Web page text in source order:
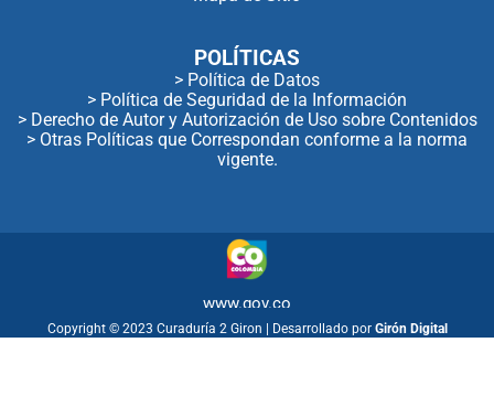
POLÍTICAS
> Política de Datos
> Política de Seguridad de la Información
> Derecho de Autor y Autorización de Uso sobre Contenidos
> Otras Políticas que Correspondan conforme a la norma
vigente.
www.gov.co
Copyright © 2023 Curaduría 2 Giron | Desarrollado por Girón Digital